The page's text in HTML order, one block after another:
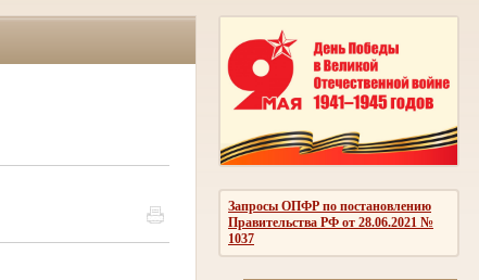
Запросы ОПФР по постановлению
Правительства РФ от 28.06.2021 №
1037